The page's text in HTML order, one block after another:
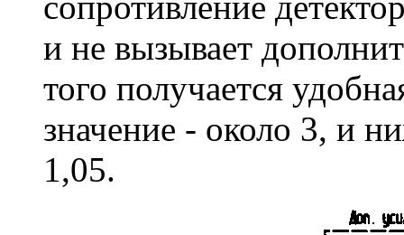
и не вызывает
того получается
значение - около 3, и
1,05.